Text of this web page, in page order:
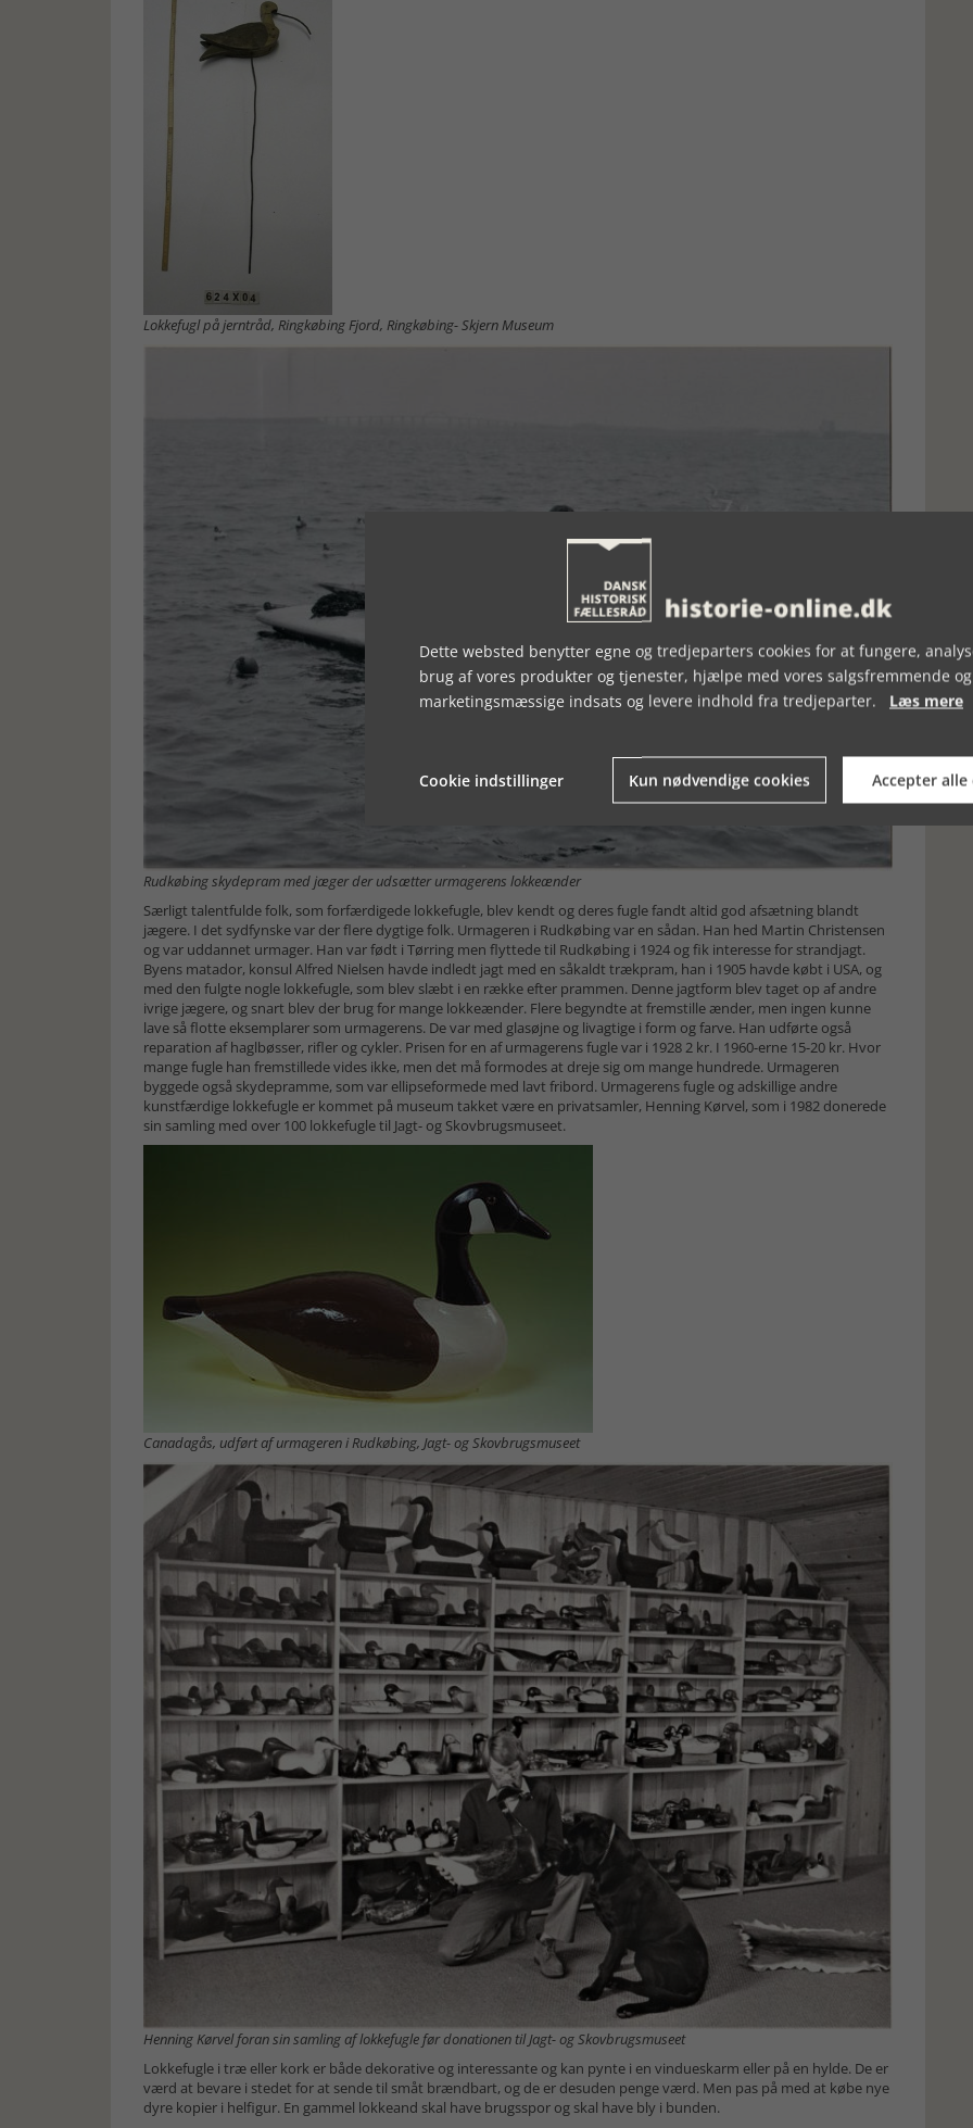
Lokkefugl på jerntråd, Ringkøbing Fjord, Ringkøbing- Skjern Museum
Rudkøbing skydepram med jæger der udsætter urmagerens lokkeænder
Særligt talentfulde folk, som forfærdigede lokkefugle, blev kendt og deres fugle fandt altid god afsætning blandt
jægere. I det sydfynske var der flere dygtige folk. Urmageren i Rudkøbing var en sådan. Han hed Martin Christensen
og var uddannet urmager. Han var født i Tørring men flyttede til Rudkøbing i 1924 og fik interesse for strandjagt.
Byens matador, konsul Alfred Nielsen havde indledt jagt med en såkaldt trækpram, han i 1905 havde købt i USA, og
med den fulgte nogle lokkefugle, som blev slæbt i en række efter prammen. Denne jagtform blev taget op af andre
ivrige jægere, og snart blev der brug for mange lokkeænder. Flere begyndte at fremstille ænder, men ingen kunne
lave så flotte eksemplarer som urmagerens. De var med glasøjne og livagtige i form og farve. Han udførte også
reparation af haglbøsser, rifler og cykler. Prisen for en af urmagerens fugle var i 1928 2 kr. I 1960-erne 15-20 kr. Hvor
mange fugle han fremstillede vides ikke, men det må formodes at dreje sig om mange hundrede. Urmageren
byggede også skydepramme, som var ellipseformede med lavt fribord. Urmagerens fugle og adskillige andre
kunstfærdige lokkefugle er kommet på museum takket være en privatsamler, Henning Kørvel, som i 1982 donerede
sin samling med over 100 lokkefugle til Jagt- og Skovbrugsmuseet.
Canadagås, udført af urmageren i Rudkøbing, Jagt- og Skovbrugsmuseet
Henning Kørvel foran sin samling af lokkefugle før donationen til Jagt- og Skovbrugsmuseet
Lokkefugle i træ eller kork er både dekorative og interessante og kan pynte i en vindueskarm eller på en hylde. De er
værd at bevare i stedet for at sende til småt brændbart, og de er desuden penge værd. Men pas på med at købe nye
dyre kopier i helfigur. En gammel lokkeand skal have brugsspor og skal have bly i bunden.
Dette websted benytter egne og tredjeparters cookies for at fungere,
brug af vores produkter og tjenester, hjælpe med vores salgsfremmende og
marketingsmæssige indsats og levere indhold fra tredjeparter. Læs mere
Cookie indstillinger Kun nødvendige cookies Accepter alle